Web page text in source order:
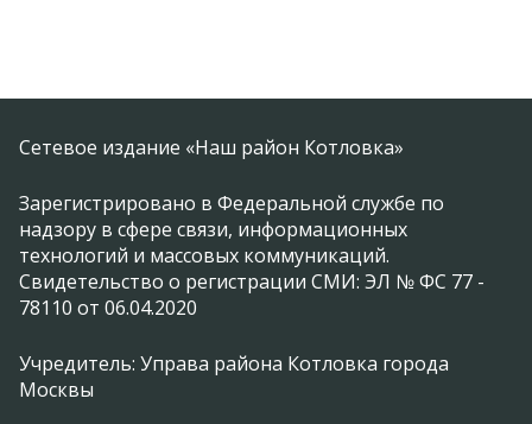
Сетевое издание «Наш район Котловка»
Зарегистрировано в Федеральной службе по
надзору в сфере связи, информационных
технологий и массовых коммуникаций.
Свидетельство о регистрации СМИ: ЭЛ № ФС 77 -
78110 от 06.04.2020
Учредитель: Управа района Котловка города
Москвы